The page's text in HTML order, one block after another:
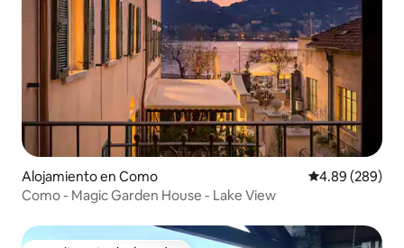
Alojamiento en Como Calificación
4.89 (289)
Como - Magic Garden House - Lake View